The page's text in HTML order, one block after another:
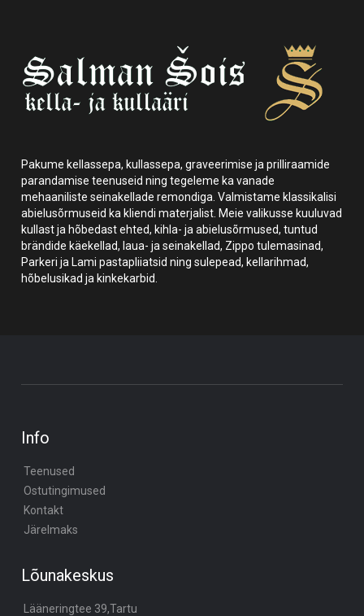
Pakume kellassepa, kullassepa, graveerimise ja prilliraamide
parandamise teenuseid ning tegeleme ka vanade
mehaaniliste seinakellade remondiga. Valmistame klassikalisi
abielusõrmuseid ka kliendi materjalist. Meie valikusse kuuluvad
kullast ja hõbedast ehted, kihla- ja abielusõrmused, tuntud
brändide käekellad, laua- ja seinakellad, Zippo tulemasinad,
Parkeri ja Lami pastapliiatsid ning sulepead, kellarihmad,
hõbelusikad ja kinkekarbid.
Info
Teenused
Ostutingimused
Kontakt
Järelmaks
Lõunakeskus
Lääneringtee 39,Tartu